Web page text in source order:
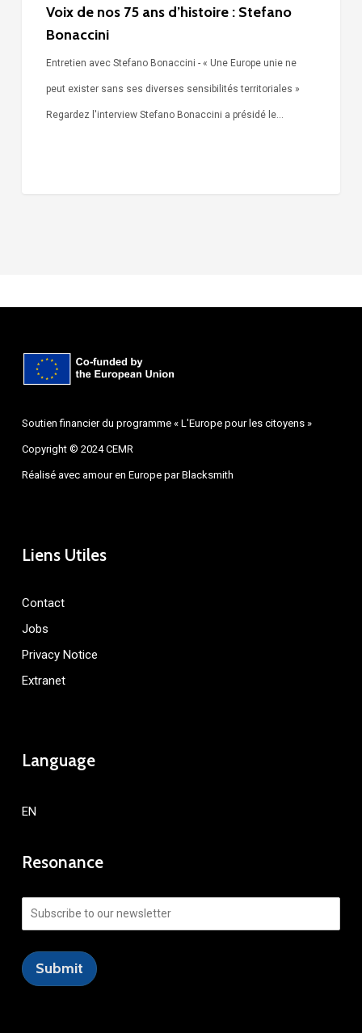
Voix de nos 75 ans d’histoire : Stefano
Bonaccini
Entretien avec Stefano Bonaccini - « Une Europe unie ne
peut exister sans ses diverses sensibilités territoriales »
Regardez l'interview Stefano Bonaccini a présidé le…
Soutien financier du programme « L'Europe pour les citoyens »
Copyright © 2024 CEMR
Réalisé avec amour en Europe parBlacksmith
Liens Utiles
Contact
Jobs
Privacy Notice
Extranet
Language
EN
Resonance